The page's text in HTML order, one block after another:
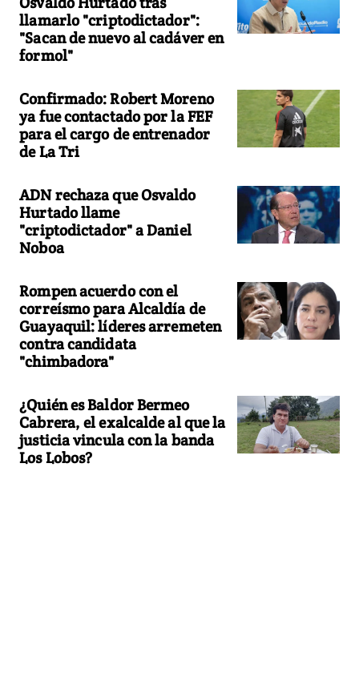
llamarlo "criptodictador":
"Sacan de nuevo al cadáver en
formol"
Confirmado: Robert Moreno
ya fue contactado por la FEF
para el cargo de entrenador
de La Tri
ADN rechaza que Osvaldo
Hurtado llame
"criptodictador" a Daniel
Noboa
Rompen acuerdo con el
correísmo para Alcaldía de
Guayaquil: líderes arremeten
contra candidata
"chimbadora"
¿Quién es Baldor Bermeo
Cabrera, el exalcalde al que la
justicia vincula con la banda
Los Lobos?